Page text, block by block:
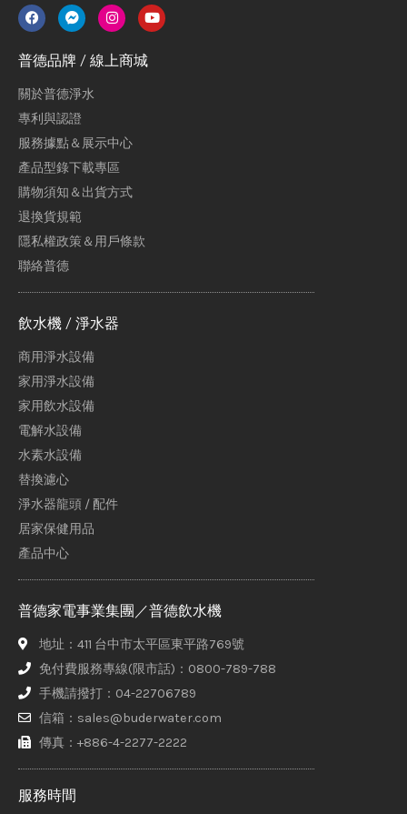
普德品牌 / 線上商城
關於普德淨水
專利與認證
服務據點＆展示中心
產品型錄下載專區
購物須知＆出貨方式
退換貨規範
隱私權政策＆用戶條款
聯絡普德
飲水機 / 淨水器
商用淨水設備
家用淨水設備
家用飲水設備
電解水設備
水素水設備
替換濾心
淨水器龍頭 / 配件
居家保健用品
產品中心
普德家電事業集團／普德飲水機
地址：411 台中市太平區東平路769號
免付費服務專線(限市話)：0800-789-788
手機請撥打：04-22706789
信箱：sales@buderwater.com
傳真：+886-4-2277-2222
服務時間